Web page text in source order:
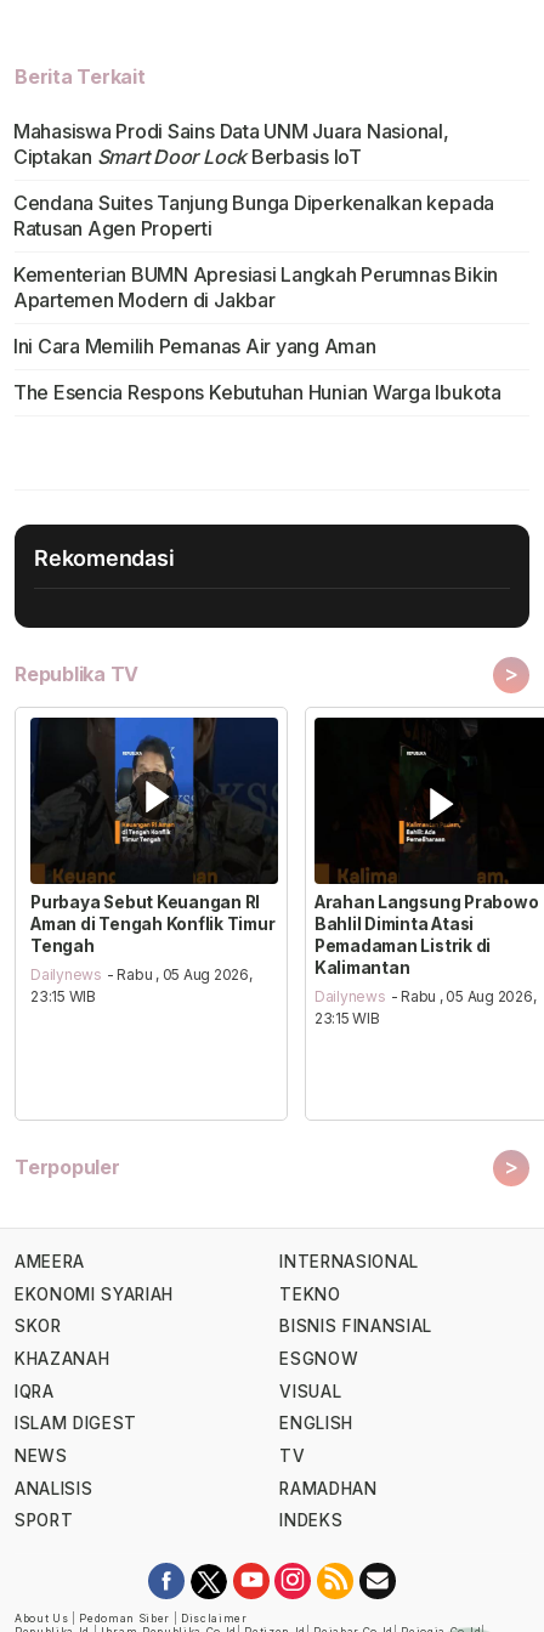
Berita Terkait
Mahasiswa Prodi Sains Data UNM Juara Nasional,
Ciptakan Smart Door LockBerbasis IoT
Cendana Suites Tanjung Bunga Diperkenalkan kepada
Ratusan Agen Properti
Kementerian BUMN Apresiasi Langkah Perumnas Bikin
Apartemen Modern di Jakbar
Ini Cara Memilih Pemanas Air yang Aman
The Esencia Respons Kebutuhan Hunian Warga Ibukota
Rekomendasi
Republika TV >
Purbaya Sebut Keuangan RI
Aman di Tengah Konflik Timur
Tengah
Dailynews - Rabu , 05 Aug 2026,
23:15 WIB
Arahan Langsung Prabowo
Bahlil Diminta Atasi
Pemadaman Listrik di
Kalimantan
Dailynews - Rabu , 05 Aug 2026,
23:15 WIB
Terpopuler >
AMEERA
EKONOMI SYARIAH
SKOR
KHAZANAH
IQRA
ISLAM DIGEST
NEWS
ANALISIS
SPORT
INTERNASIONAL
TEKNO
BISNIS FINANSIAL
ESGNOW
VISUAL
ENGLISH
TV
RAMADHAN
INDEKS
About Us Pedoman Siber
Disclaimer